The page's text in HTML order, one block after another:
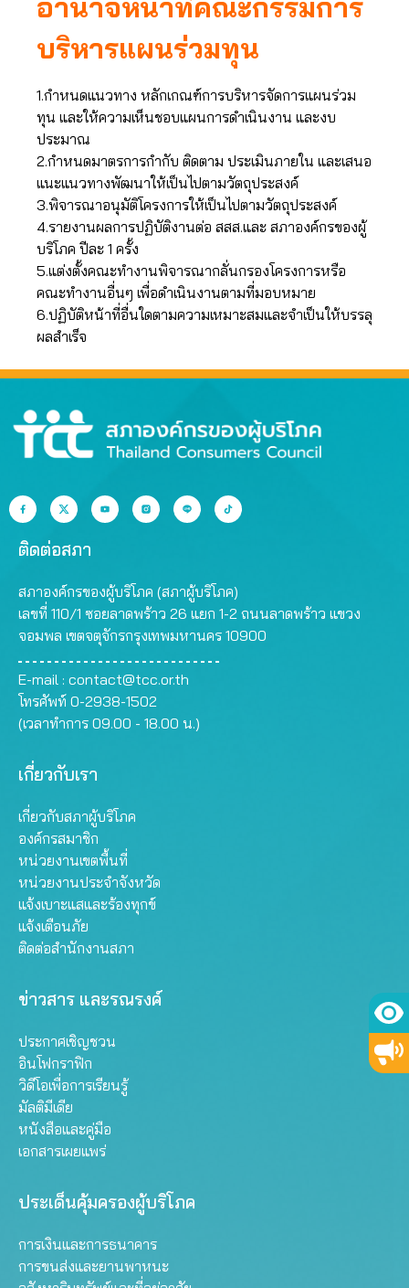
อำนาจหน้าที่คณะกรรมการ
บริหารแผนร่วมทุน
1.กำหนดแนวทาง หลักเกณฑ์การบริหารจัดการแผนร่วม
ทุน และให้ความเห็นชอบแผนการดำเนินงาน และงบ
ประมาณ
2.กำหนดมาตรการกำกับ ติดตาม ประเมินภายใน และเสนอ
แนะแนวทางพัฒนาให้เป็นไปตามวัตถุประสงค์
3.พิจารณาอนุมัติโครงการให้เป็นไปตามวัตถุประสงค์
4.รายงานผลการปฏิบัติงานต่อ สสส.และ สภาองค์กรของผู้
บริโภค ปีละ 1 ครั้ง
5.แต่งตั้งคณะทำงานพิจารณากลั่นกรองโครงการหรือ
คณะทำงานอื่นๆ เพื่อดำเนินงานตามที่มอบหมาย
6.ปฏิบัติหน้าที่อื่นใดตามความเหมาะสมและจำเป็นให้บรรลุ
ผลสำเร็จ
ติดต่อสภา
สภาองค์กรของผู้บริโภค (สภาผู้บริโภค)
เลขที่ 110/1 ซอยลาดพร้าว 26 แยก 1-2 ถนนลาดพร้าว แขวง
จอมพล เขตจตุจักรกรุงเทพมหานคร 10900
E-mail : contact@tcc.or.th
โทรศัพท์ 0-2938-1502
(เวลาทำการ 09.00 - 18.00 น.)
เกี่ยวกับเรา
เกี่ยวกับสภาผู้บริโภค
องค์กรสมาชิก
หน่วยงานเขตพื้นที่
หน่วยงานประจำจังหวัด
แจ้งเบาะแสและร้องทุกข์
แจ้งเตือนภัย
ติดต่อสำนักงานสภา
ข่าวสาร และรณรงค์
ประกาศเชิญชวน
อินโฟกราฟิก
วิดีโอเพื่อการเรียนรู้
มัลติมีเดีย
หนังสือและคู่มือ
เอกสารเผยแพร่
ประเด็นคุ้มครองผู้บริโภค
การเงินและการธนาคาร
การขนส่งและยานพาหนะ